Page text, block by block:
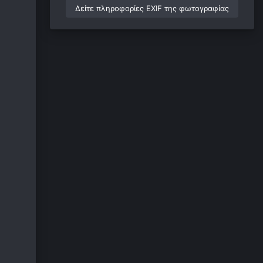
Δείτε πληροφορίες EXIF της φωτογραφίας